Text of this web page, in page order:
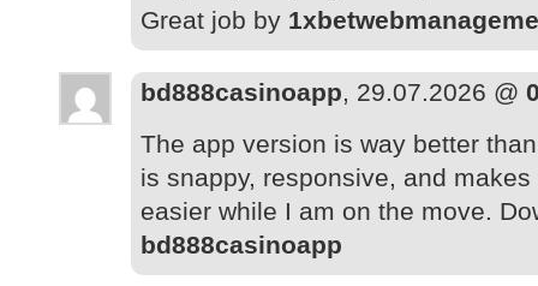
Great job by
bd888casinoapp, 29.07.2026 @
The app version is way better
is snappy, responsive, and
easier while I am on the move.
bd888casinoapp